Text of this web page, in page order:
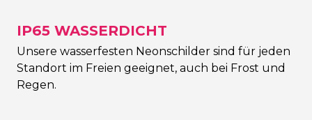
IP65 WASSERDICHT
Unsere wasserfesten Neonschilder sind für jeden
Standort im Freien geeignet, auch bei Frost und
Regen.